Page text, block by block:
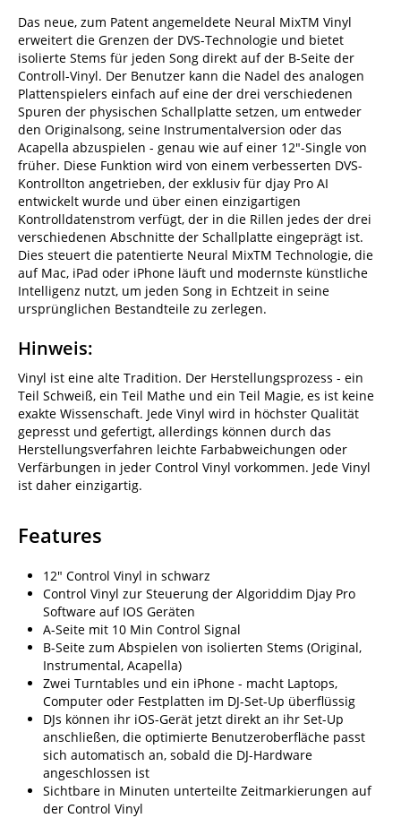
Das neue, zum Patent angemeldete Neural MixTM Vinyl
erweitert die Grenzen der DVS-Technologie und bietet
isolierte Stems für jeden Song direkt auf der B-Seite der
Controll-Vinyl. Der Benutzer kann die Nadel des analogen
Plattenspielers einfach auf eine der drei verschiedenen
Spuren der physischen Schallplatte setzen, um entweder
den Originalsong, seine Instrumentalversion oder das
Acapella abzuspielen - genau wie auf einer 12"-Single von
früher. Diese Funktion wird von einem verbesserten DVS-
Kontrollton angetrieben, der exklusiv für djay Pro AI
entwickelt wurde und über einen einzigartigen
Kontrolldatenstrom verfügt, der in die Rillen jedes der drei
verschiedenen Abschnitte der Schallplatte eingeprägt ist.
Dies steuert die patentierte Neural MixTM Technologie, die
auf Mac, iPad oder iPhone läuft und modernste künstliche
Intelligenz nutzt, um jeden Song in Echtzeit in seine
ursprünglichen Bestandteile zu zerlegen.
Hinweis:
Vinyl ist eine alte Tradition. Der Herstellungsprozess - ein
Teil Schweiß, ein Teil Mathe und ein Teil Magie, es ist keine
exakte Wissenschaft. Jede Vinyl wird in höchster Qualität
gepresst und gefertigt, allerdings können durch das
Herstellungsverfahren leichte Farbabweichungen oder
Verfärbungen in jeder Control Vinyl vorkommen. Jede Vinyl
ist daher einzigartig.
Features
12" Control Vinyl in schwarz
Control Vinyl zur Steuerung der Algoriddim Djay Pro
Software auf IOS Geräten
A-Seite mit 10 Min Control Signal
B-Seite zum Abspielen von isolierten Stems (Original,
Instrumental, Acapella)
Zwei Turntables und ein iPhone - macht Laptops,
Computer oder Festplatten im DJ-Set-Up überflüssig
DJs können ihr iOS-Gerät jetzt direkt an ihr Set-Up
anschließen, die optimierte Benutzeroberfläche passt
sich automatisch an, sobald die DJ-Hardware
angeschlossen ist
Sichtbare in Minuten unterteilte Zeitmarkierungen auf
der Control Vinyl